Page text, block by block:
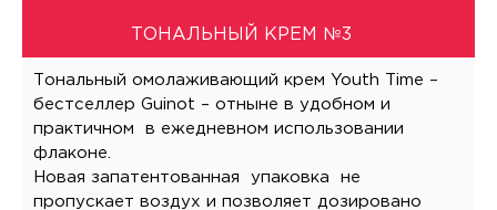
ТОНАЛЬНЫЙ КРЕМ №3
Тональный омолаживающий крем Youth Time –
бестселлер Guinot – отныне в удобном и
практичном в ежедневном использовании
флаконе.
Новая запатентованная упаковка не
пропускает воздух и позволяет дозировано